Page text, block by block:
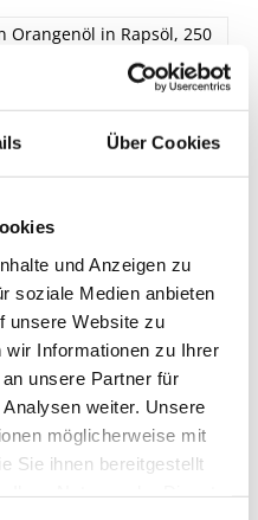
Über Cookies
und Anzeigen zu
soziale Medien anbieten
unsere Website zu
wir Informationen zu Ihrer
unsere Partner für
weiter. Unsere
möglicherweise mit
Sie ihnen bereitgestellt
Orangenöl in Rapsöl, 250
Gewürzamt, 70 g